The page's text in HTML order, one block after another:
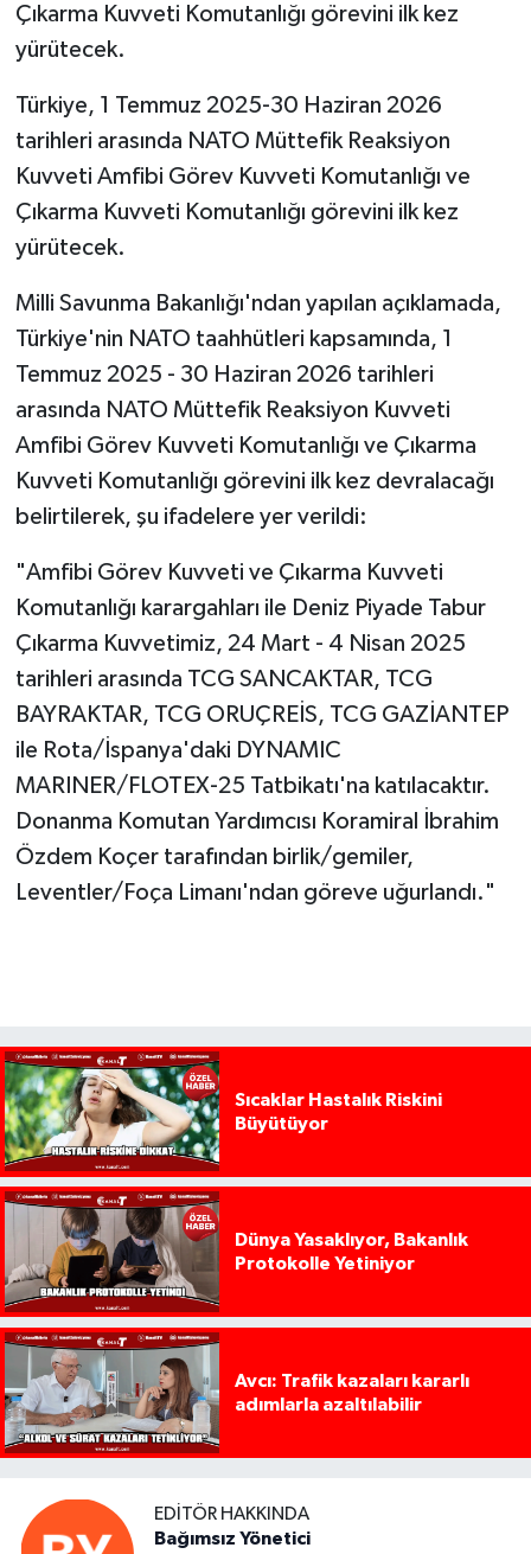
Çıkarma Kuvveti Komutanlığı görevini ilk kez
yürütecek.
Türkiye, 1 Temmuz 2025-30 Haziran 2026
tarihleri arasında NATO Müttefik Reaksiyon
Kuvveti Amfibi Görev Kuvveti Komutanlığı ve
Çıkarma Kuvveti Komutanlığı görevini ilk kez
yürütecek.
Milli Savunma Bakanlığı'ndan yapılan açıklamada,
Türkiye'nin NATO taahhütleri kapsamında, 1
Temmuz 2025 - 30 Haziran 2026 tarihleri
arasında NATO Müttefik Reaksiyon Kuvveti
Amfibi Görev Kuvveti Komutanlığı ve Çıkarma
Kuvveti Komutanlığı görevini ilk kez devralacağı
belirtilerek, şu ifadelere yer verildi:
"Amfibi Görev Kuvveti ve Çıkarma Kuvveti
Komutanlığı karargahları ile Deniz Piyade Tabur
Çıkarma Kuvvetimiz, 24 Mart - 4 Nisan 2025
tarihleri arasında TCG SANCAKTAR, TCG
BAYRAKTAR, TCG ORUÇREİS, TCG GAZİANTEP
ile Rota/İspanya'daki DYNAMIC
MARINER/FLOTEX-25 Tatbikatı'na katılacaktır.
Donanma Komutan Yardımcısı Koramiral İbrahim
Özdem Koçer tarafından birlik/gemiler,
Leventler/Foça Limanı'ndan göreve uğurlandı."
Sıcaklar Hastalık Riskini
Büyütüyor
Dünya Yasaklıyor, Bakanlık
Protokolle Yetiniyor
Avcı: Trafik kazaları kararlı
adımlarla azaltılabilir
EDITÖR HAKKINDA
Bağımsız Yönetici